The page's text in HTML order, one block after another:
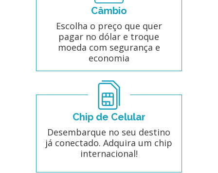
Câmbio
Escolha o preço que quer
pagar no dólar e troque
moeda com segurança e
economia
Chip de Celular
Desembarque no seu destino
já conectado. Adquira um chip
internacional!